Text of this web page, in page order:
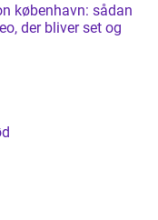
københavn: sådan
der bliver set og